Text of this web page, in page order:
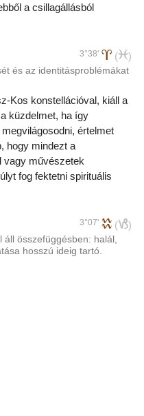
a csillagállásból
3°38' a (l)
és az identitásproblémákat
Kos konstellációval, kiáll a
küzdelmet, ha így
értelmet
hogy mindezt a
vagy művészetek
fog fektetni spirituális
3°07' k (j)
összefüggésben: halál,
hosszú ideig tartó.